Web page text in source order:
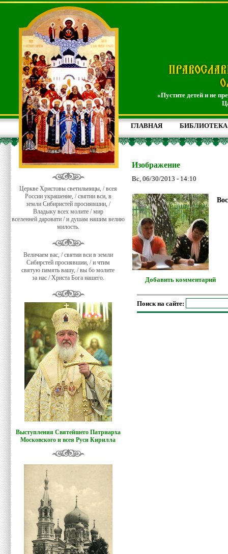
«Пустите детей и не
ГЛАВНАЯ БИБЛИОТЕКА
Церкве Христовы светильницы, / всея
России украшение, / святии вси, в
земли Сибиристей просиявшии, /
Владыку всех молите / мир
вселенней даровати / и душам нашим велию
милость.
Величаем вас, / святии вси в земли
Сибирстей просиявшии, / и чтим
святую память вашу, / вы бо молите
за нас / Христа Бога нашего.
Выступления Святейшего Патриарха
Московского и всея Руси Кирилла
Изображение
Вс, 06/30/2013 - 14:10
Добавить комментарий
Поиск на сайте: